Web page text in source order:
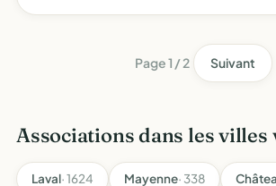
radiocommandée transmettre au …
Page 1 / 2 Suivant
Associations dans les villes
Laval· 1624 Mayenne· 338